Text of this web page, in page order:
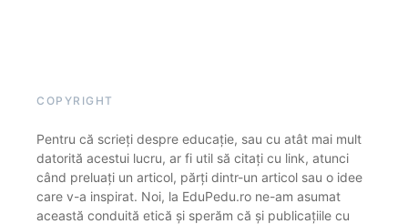
COPYRIGHT
Pentru că scrieți despre educație, sau cu atât mai mult
datorită acestui lucru, ar fi util să citați cu link, atunci
când preluați un articol, părți dintr-un articol sau o idee
care v-a inspirat. Noi, la EduPedu.ro ne-am asumat
această conduită etică și sperăm că și publicațiile cu